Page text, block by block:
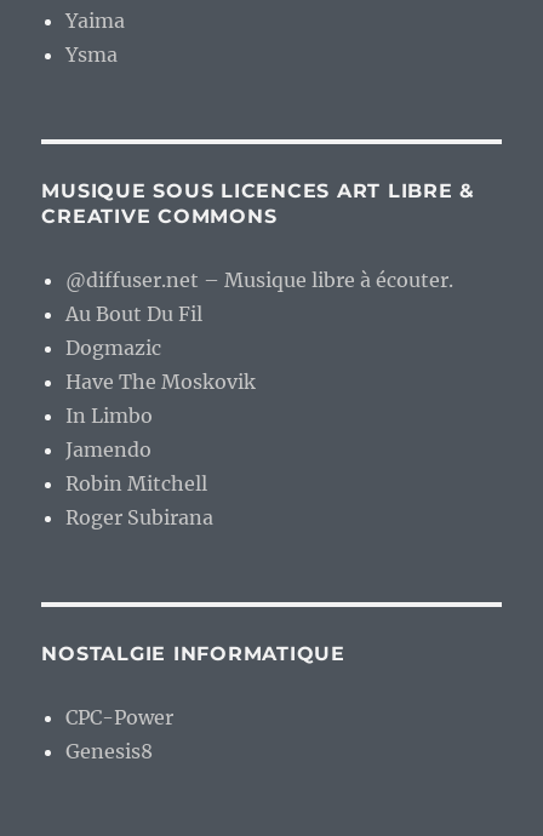
Yaima
Ysma
MUSIQUE SOUS LICENCES ART LIBRE &
CREATIVE COMMONS
@diffuser.net – Musique libre à écouter.
Au Bout Du Fil
Dogmazic
Have The Moskovik
In Limbo
Jamendo
Robin Mitchell
Roger Subirana
NOSTALGIE INFORMATIQUE
CPC-Power
Genesis8